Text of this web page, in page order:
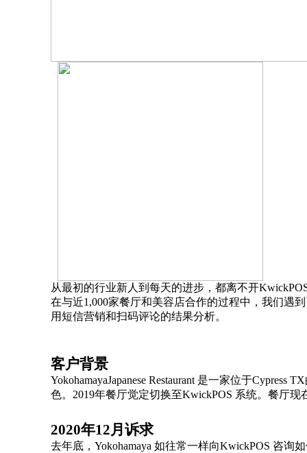
从最初的行业新人到每天的进步，都离不开
在与近1,000家餐厅和美容店合作的过程中，我们遇
用短信营销和扫码评论的结果分析。
客户背景
YokohamayaJapanese Restaurant 是一家位于
色。2019年餐厅觉定切换至KwickPOS 系统。餐厅
2020年12月诉求
去年底， Yokohamaya 如往常一样向KwickPOS 咨询